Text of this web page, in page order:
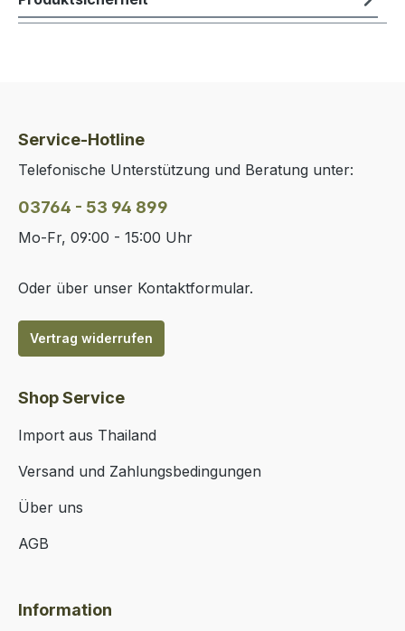
Service-Hotline
Telefonische Unterstützung und Beratung unter:
03764 - 53 94 899
Mo-Fr, 09:00 - 15:00 Uhr
Oder über unser Kontaktformular.
Vertrag widerrufen
Shop Service
Import aus Thailand
Versand und Zahlungsbedingungen
Über uns
AGB
Information